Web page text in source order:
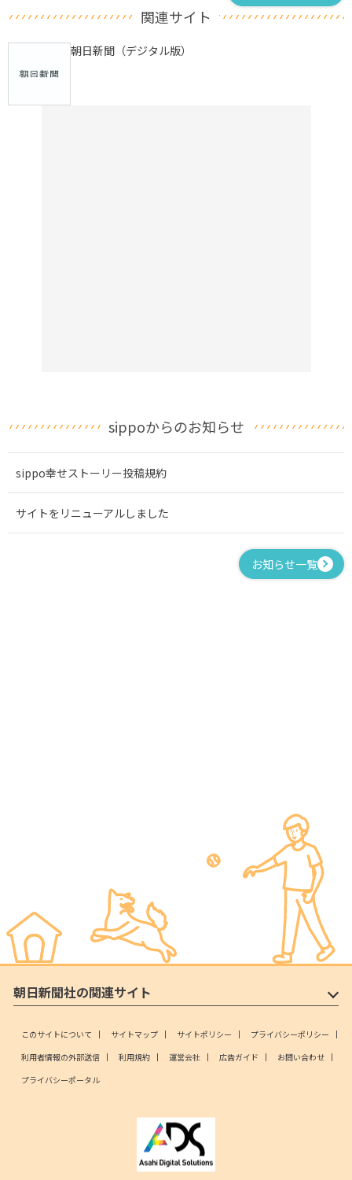
関連サイト
朝日新聞（デジタル版）
sippoからのお知らせ
sippo幸せストーリー投稿規約
サイトをリニューアルしました
お知らせ一覧
朝日新聞社の関連サイト
このサイトについて サイトマップ サイトポリシー
プライバシーポリシー
利用者情報の外部送信
利用規約 運営会社 広告ガイド
お問い合わせ
プライバシーポータル